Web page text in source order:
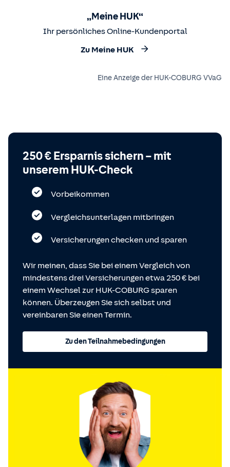
„Meine HUK“
Ihr persönliches Online-Kundenportal
Zu Meine HUK
Eine Anzeige der HUK-COBURG VVaG
250 € Ersparnis sichern – mit
unserem HUK-Check
Vorbeikommen
Vergleichsunterlagen mitbringen
Versicherungen checken und sparen
Wir meinen, dass Sie bei einem Vergleich von
mindestens drei Versicherungen etwa 250 € bei
einem Wechsel zur HUK-COBURG sparen
können. Überzeugen Sie sich selbst und
vereinbaren Sie einen Termin.
Zu den Teilnahmebedingungen